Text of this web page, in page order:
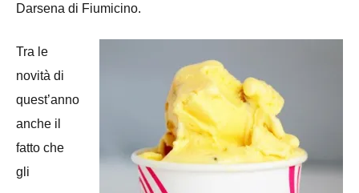
Darsena di Fiumicino.
Tra le
novità di
quest’anno
anche il
fatto che
gli